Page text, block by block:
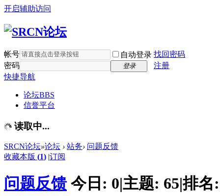
开启辅助访问
帐号 自动登录 找回密码
密码
登录
注册
快捷导航
论坛BBS
信誉平台
读取中...
SRCN论坛»论坛 › 站务› 问题反馈
收藏本版 (1) |订阅
问题反馈 今日: 0|主题: 65|排